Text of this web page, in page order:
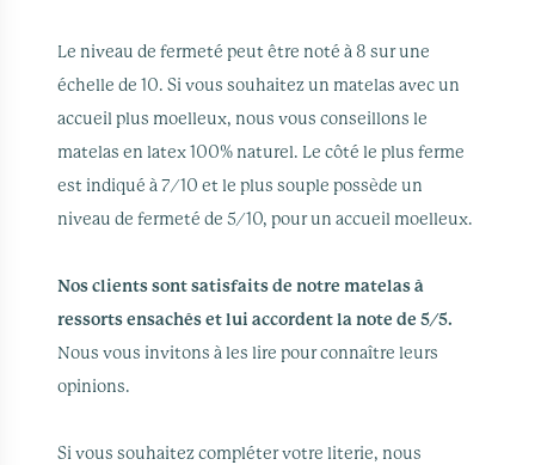
Le niveau de fermeté peut être noté à 8 sur une
échelle de 10. Si vous souhaitez un matelas avec un
accueil plus moelleux, nous vous conseillons le
matelas en latex 100% naturel. Le côté le plus ferme
est indiqué à 7/10 et le plus souple possède un
niveau de fermeté de 5/10, pour un accueil moelleux.
Nos clients sont satisfaits de notre matelas à
ressorts ensachés et lui accordent la note de 5/5.
Nous vous invitons à les lire pour connaître leurs
opinions.
Si vous souhaitez compléter votre literie, nous